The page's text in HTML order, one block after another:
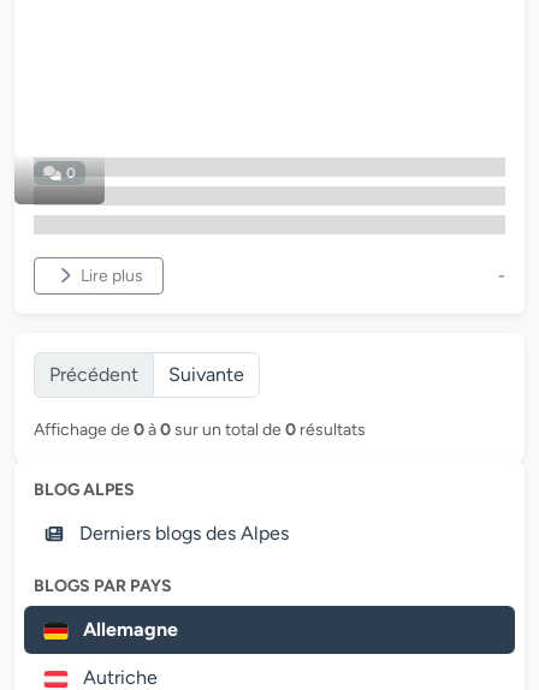
0
Lire plus -
Précédent Suivante
Affichage de 0à0sur un total de 0 résultats
BLOG ALPES
Derniers blogs des Alpes
BLOGS PAR PAYS
Allemagne
Autriche